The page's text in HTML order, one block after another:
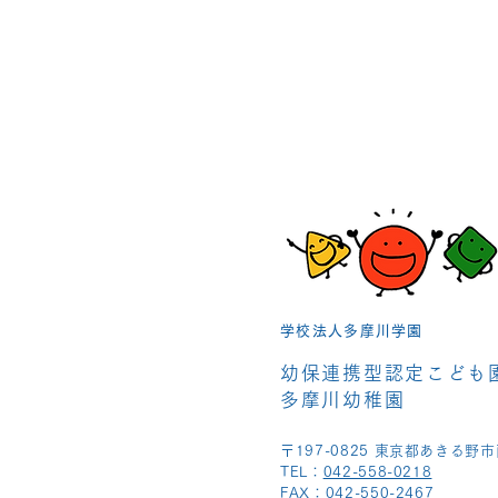
学校法人多摩川学園
幼保連携型認定こども
多摩川幼稚園
〒197-0825 東京都あきる野市
TEL： 042-558-0218
FAX：042-550-2467